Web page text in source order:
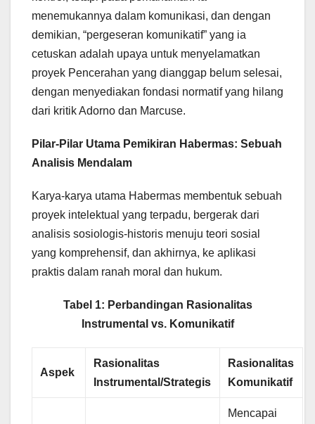
menemukannya dalam komunikasi, dan dengan
demikian, “pergeseran komunikatif” yang ia
cetuskan adalah upaya untuk menyelamatkan
proyek Pencerahan yang dianggap belum selesai,
dengan menyediakan fondasi normatif yang hilang
dari kritik Adorno dan Marcuse.
Pilar-Pilar Utama Pemikiran Habermas: Sebuah
Analisis Mendalam
Karya-karya utama Habermas membentuk sebuah
proyek intelektual yang terpadu, bergerak dari
analisis sosiologis-historis menuju teori sosial
yang komprehensif, dan akhirnya, ke aplikasi
praktis dalam ranah moral dan hukum.
Tabel 1: Perbandingan Rasionalitas
Instrumental vs. Komunikatif
Aspek
Rasionalitas
Instrumental/Strategis
Rasionalitas
Komunikatif
Mencapai